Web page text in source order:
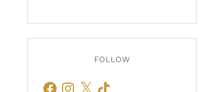
FOLLOW
FacebookInstagram
X TikTok